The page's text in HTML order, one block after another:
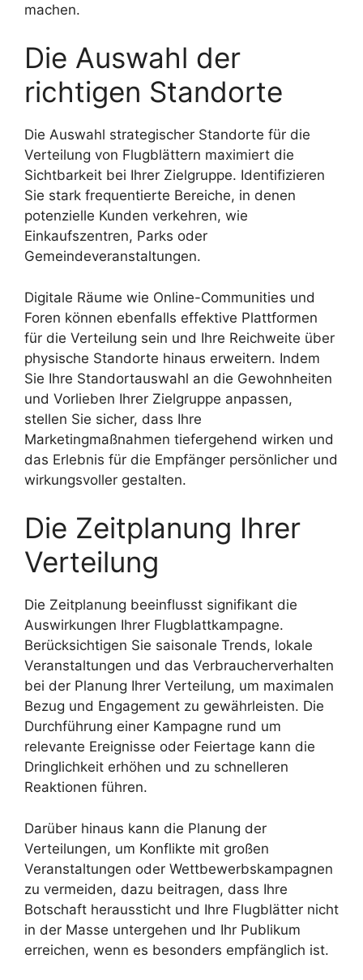
machen.
Die Auswahl der
richtigen Standorte
Die Auswahl strategischer Standorte für die
Verteilung von Flugblättern maximiert die
Sichtbarkeit bei Ihrer Zielgruppe. Identifizieren
Sie stark frequentierte Bereiche, in denen
potenzielle Kunden verkehren, wie
Einkaufszentren, Parks oder
Gemeindeveranstaltungen.
Digitale Räume wie Online-Communities und
Foren können ebenfalls effektive Plattformen
für die Verteilung sein und Ihre Reichweite über
physische Standorte hinaus erweitern. Indem
Sie Ihre Standortauswahl an die Gewohnheiten
und Vorlieben Ihrer Zielgruppe anpassen,
stellen Sie sicher, dass Ihre
Marketingmaßnahmen tiefergehend wirken und
das Erlebnis für die Empfänger persönlicher und
wirkungsvoller gestalten.
Die Zeitplanung Ihrer
Verteilung
Die Zeitplanung beeinflusst signifikant die
Auswirkungen Ihrer Flugblattkampagne.
Berücksichtigen Sie saisonale Trends, lokale
Veranstaltungen und das Verbraucherverhalten
bei der Planung Ihrer Verteilung, um maximalen
Bezug und Engagement zu gewährleisten. Die
Durchführung einer Kampagne rund um
relevante Ereignisse oder Feiertage kann die
Dringlichkeit erhöhen und zu schnelleren
Reaktionen führen.
Darüber hinaus kann die Planung der
Verteilungen, um Konflikte mit großen
Veranstaltungen oder Wettbewerbskampagnen
zu vermeiden, dazu beitragen, dass Ihre
Botschaft heraussticht und Ihre Flugblätter nicht
in der Masse untergehen und Ihr Publikum
erreichen, wenn es besonders empfänglich ist.